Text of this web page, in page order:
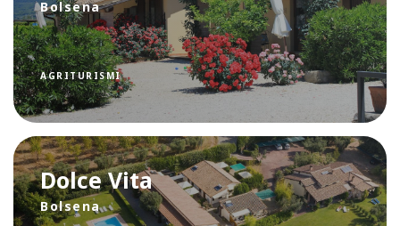
Bolsena
AGRITURISMI
Dolce Vita
Bolsena